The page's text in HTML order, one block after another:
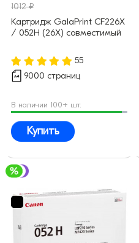
1012 ₽
Картридж GalaPrint CF226X
/ 052H (26X) совместимый
55
9000 страниц
В наличии 100+ шт.
Купить